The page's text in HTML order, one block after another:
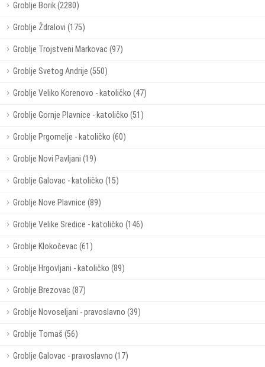
Groblje Borik (2280)
Groblje Ždralovi (175)
Groblje Trojstveni Markovac (97)
Groblje Svetog Andrije (550)
Groblje Veliko Korenovo - katoličko (47)
Groblje Gornje Plavnice - katoličko (51)
Groblje Prgomelje - katoličko (60)
Groblje Novi Pavljani (19)
Groblje Galovac - katoličko (15)
Groblje Nove Plavnice (89)
Groblje Velike Sredice - katoličko (146)
Groblje Klokočevac (61)
Groblje Hrgovljani - katoličko (89)
Groblje Brezovac (87)
Groblje Novoseljani - pravoslavno (39)
Groblje Tomaš (56)
Groblje Galovac - pravoslavno (17)